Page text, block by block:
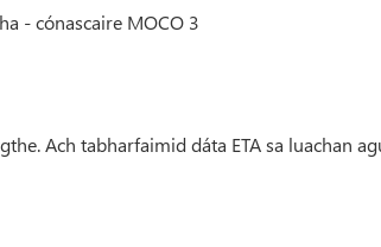
Ach tabharfaimid dáta ETA sa luachan